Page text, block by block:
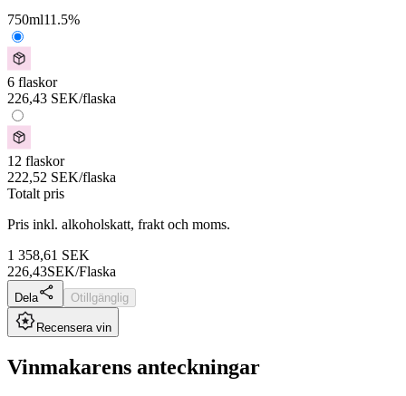
750ml11.5%
6 flaskor
226,43 SEK/flaska
12 flaskor
222,52 SEK/flaska
Totalt pris
Pris inkl. alkoholskatt, frakt och moms.
1 358,61 SEK
226,43SEK/Flaska
Dela Otillgänglig
Recensera vin
Vinmakarens anteckningar